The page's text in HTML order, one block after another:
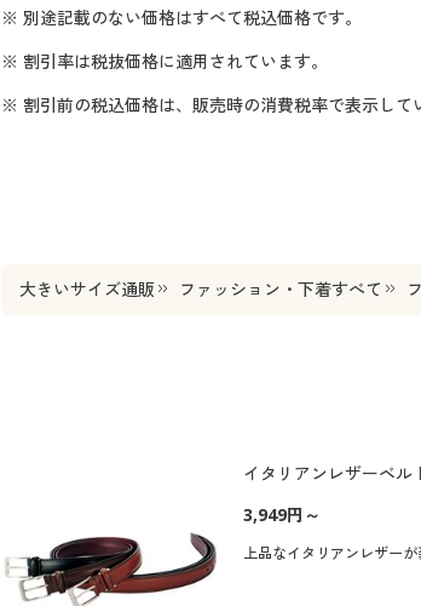
※ 別途記載のない価格はすべて税込価格です。
※ 割引率は税抜価格に適用されています。
※ 割引前の税込価格は、販売時の消費税率で表示して
大きいサイズ通販 ファッション・下着すべて
イタリアンレザーベル
3,949円～
上品なイタリアンレザー